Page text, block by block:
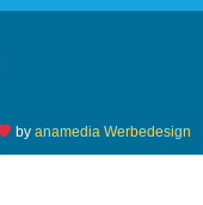
by anamedia Werbedesign